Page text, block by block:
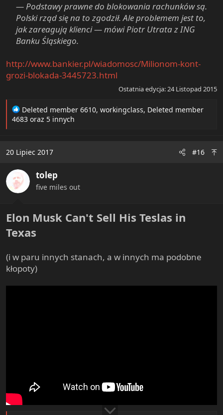
— Podstawy prawne do blokowania rachunków są.
Polski rząd się na to zgodził. Ale problemem jest to,
jak zareagują klienci — mówi Piotr Utrata z ING
Banku Śląskiego.
http://www.bankier.pl/wiadomosc/Milionom-kont-
grozi-blokada-3445723.html
Ostatnia edycja: 24 Listopad 2015
R
e
i
n
s
:
Deleted member 6610, workingclass, Deleted member
4683 oraz 5 innych
20 Lipiec 2017 #16
tolep
five miles out
Elon Musk Can't Sell His Teslas in
Texas
(i w paru innych stanach, a w innych ma podobne
kłopoty)